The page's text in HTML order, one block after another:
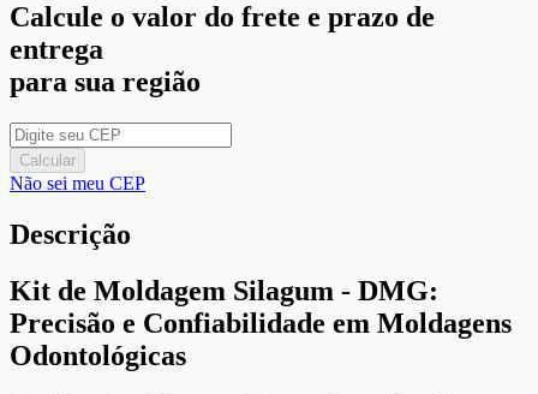
Calcule o valor do frete e prazo de
entrega
para sua região
Calcular
Não sei meu CEP
Descrição
Kit de Moldagem Silagum - DMG:
Precisão e Confiabilidade em Moldagens
Odontológicas